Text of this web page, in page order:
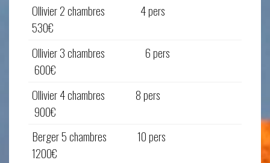
Ollivier 2 chambres 4 pers
530€
Ollivier 3 chambres 6 pers
600€
Ollivier 4 chambres 8 pers
900€
Berger 5 chambres 10 pers
1200€